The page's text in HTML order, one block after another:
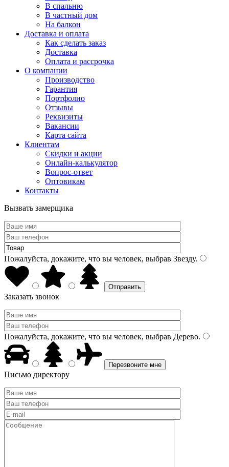
В спальню
В частный дом
На балкон
Доставка и оплата
Как сделать заказ
Доставка
Оплата и рассрочка
О компании
Производство
Гарантия
Портфолио
Отзывы
Реквизиты
Вакансии
Карта сайта
Клиентам
Скидки и акции
Онлайн-калькулятор
Вопрос-ответ
Оптовикам
Контакты
Вызвать замерщика
Пожалуйста, докажите, что вы человек, выбрав Звезду.
Заказать звонок
Пожалуйста, докажите, что вы человек, выбрав Дерево.
Письмо директору